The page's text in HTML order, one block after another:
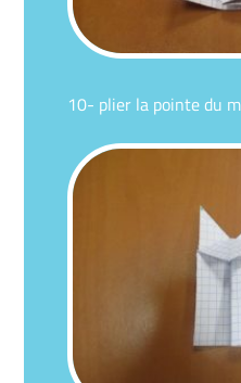
10- plier la pointe du